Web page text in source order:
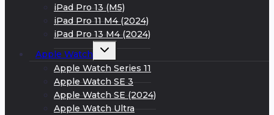
iPad Pro 13 (M5)
iPad Pro 11 M4 (2024)
iPad Pro 13 M4 (2024)
Apple Watch
Развернуть
меню
Apple Watch Series 11
Apple Watch SE 3
Apple Watch SE (2024)
Apple Watch Ultra